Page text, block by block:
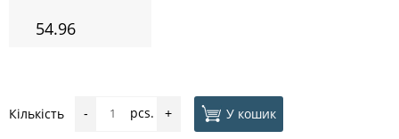
54.96
Кількість - pcs. + У кошик